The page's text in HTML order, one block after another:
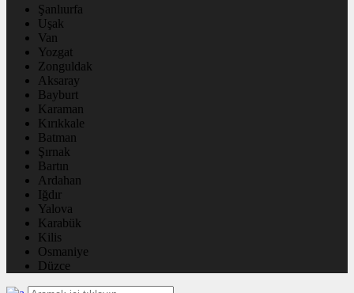
Şanlıurfa
Uşak
Van
Yozgat
Zonguldak
Aksaray
Bayburt
Karaman
Kırıkkale
Batman
Şırnak
Bartın
Ardahan
Iğdır
Yalova
Karabük
Kilis
Osmaniye
Düzce